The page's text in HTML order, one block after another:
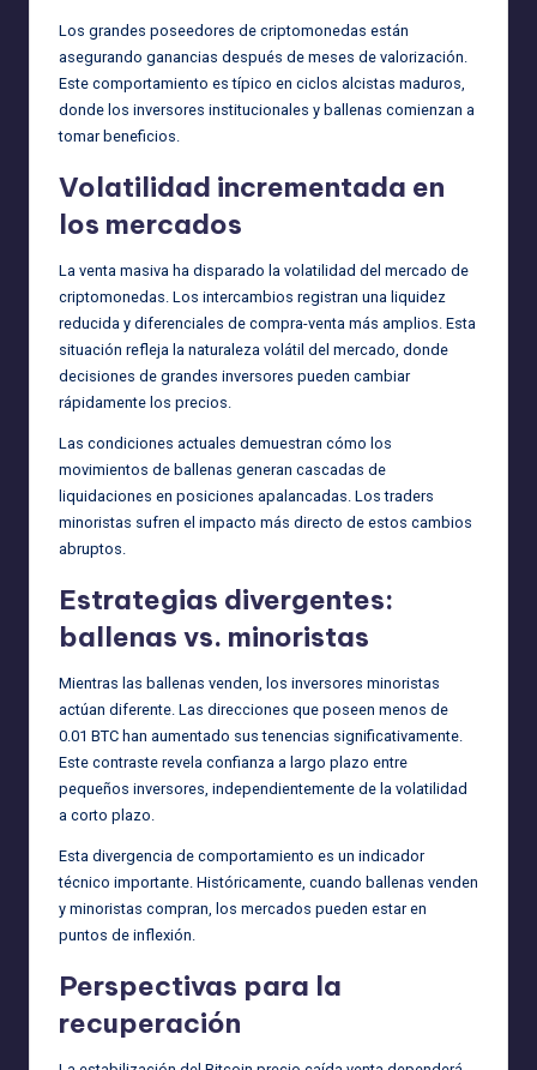
Los grandes poseedores de criptomonedas están
asegurando ganancias después de meses de valorización.
Este comportamiento es típico en ciclos alcistas maduros,
donde los inversores institucionales y ballenas comienzan a
tomar beneficios.
Volatilidad incrementada en
los mercados
La venta masiva ha disparado la volatilidad del mercado de
criptomonedas. Los intercambios registran una liquidez
reducida y diferenciales de compra-venta más amplios. Esta
situación refleja la naturaleza volátil del mercado, donde
decisiones de grandes inversores pueden cambiar
rápidamente los precios.
Las condiciones actuales demuestran cómo los
movimientos de ballenas generan cascadas de
liquidaciones en posiciones apalancadas. Los traders
minoristas sufren el impacto más directo de estos cambios
abruptos.
Estrategias divergentes:
ballenas vs. minoristas
Mientras las ballenas venden, los inversores minoristas
actúan diferente. Las direcciones que poseen menos de
0.01 BTC han aumentado sus tenencias significativamente.
Este contraste revela confianza a largo plazo entre
pequeños inversores, independientemente de la volatilidad
a corto plazo.
Esta divergencia de comportamiento es un indicador
técnico importante. Históricamente, cuando ballenas venden
y minoristas compran, los mercados pueden estar en
puntos de inflexión.
Perspectivas para la
recuperación